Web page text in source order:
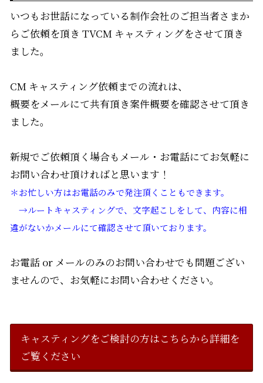
いつもお世話になっている制作会社のご担当者さまか
らご依頼を頂き TVCM キャスティングをさせて頂き
ました。
CM キャスティング依頼までの流れは、
概要をメールにて共有頂き案件概要を確認させて頂き
ました。
新規でご依頼頂く場合もメール・お電話にてお気軽に
お問い合わせ頂ければと思います！
＊お忙しい方はお電話のみで発注頂くこともできます。
→ルートキャスティングで、文字起こしをして、内容に相
違がないかメールにて確認させて頂いております。
お電話 or メールのみのお問い合わせでも問題ござい
ませんので、お気軽にお問い合わせください。
キャスティングをご検討の方はこちらから詳細を
ご覧ください